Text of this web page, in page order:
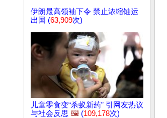
伊朗最高领袖下令 禁止浓缩铀运
出国 (63,909次)
儿童零食变“杀蚁新药” 引网友热议
与社会反思 🖼️ (109,178次)